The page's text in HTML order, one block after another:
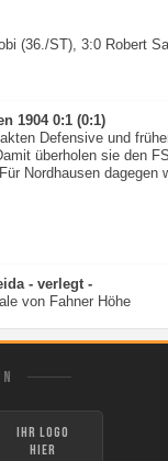
(36./ST), 3:0 Robert
1904 0:1 (0:1)
Defensive und
überholen sie den
Nordhausen dagegen
- verlegt -
von Fahner Höhe
Ihr Logo
hier